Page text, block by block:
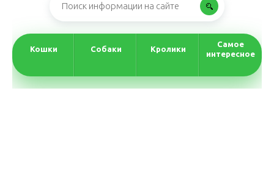
Кошки Собаки Кролики
Самое
интересное